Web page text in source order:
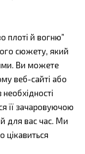
плоті й вогню”
сюжету, який
Ви можете
веб-сайті або
її зачаровуючою
для вас час. Ми
цікавиться